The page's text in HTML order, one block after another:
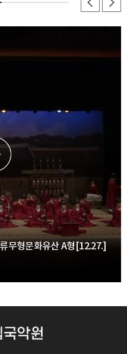
무형문화유산 A형[12.27.]